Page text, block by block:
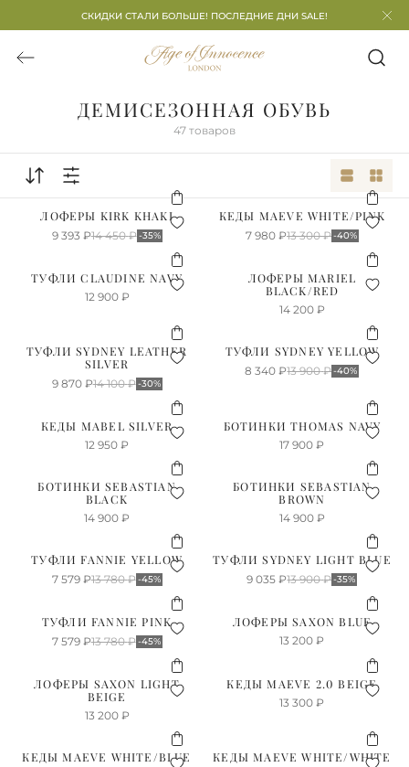
СКИДКИ СТАЛИ БОЛЬШЕ! ПОСЛЕДНИЕ ДНИ SALE!
ДЕМИСЕЗОННАЯ ОБУВЬ
47 товаров
ЛОФЕРЫ KIRK KHAKI
9 393 ₽14 450 ₽-35%
КЕДЫ MAEVE WHITE/PINK
7 980 ₽13 300 ₽-40%
ТУФЛИ CLAUDINE NAVY
12 900 ₽
ЛОФЕРЫ MARIEL
BLACK/RED
14 200 ₽
ТУФЛИ SYDNEY LEATHER
SILVER
9 870 ₽14 100 ₽-30%
ТУФЛИ SYDNEY YELLOW
8 340 ₽13 900 ₽-40%
КЕДЫ MABEL SILVER
12 950 ₽
БОТИНКИ THOMAS NAVY
17 900 ₽
БОТИНКИ SEBASTIAN
BLACK
14 900 ₽
БОТИНКИ SEBASTIAN
BROWN
14 900 ₽
ТУФЛИ FANNIE YELLOW
7 579 ₽13 780 ₽-45%
ТУФЛИ SYDNEY LIGHT BLUE
9 035 ₽13 900 ₽-35%
ТУФЛИ FANNIE PINK
7 579 ₽13 780 ₽-45%
ЛОФЕРЫ SAXON BLUE
13 200 ₽
ЛОФЕРЫ SAXON LIGHT
BEIGE
13 200 ₽
КЕДЫ MAEVE 2.0 BEIGE
13 300 ₽
КЕДЫ MAEVE WHITE/BLUE КЕДЫ MAEVE WHITE/WHITE